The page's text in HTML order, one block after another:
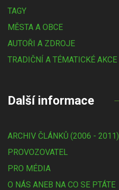
TAGY
MĚSTA A OBCE
AUTOŘI A ZDROJE
TRADIČNÍ A TÉMATICKÉ AKCE
Další informace
ARCHIV ČLÁNKŮ (2006 - 2011)
PROVOZOVATEL
PRO MÉDIA
O NÁS ANEB NA CO SE PTÁTE